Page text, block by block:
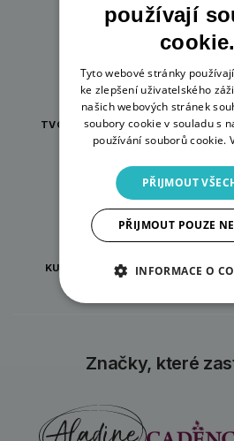
TVOŘENÍ PRO KAŽDOU
PŘÍLEŽITOST
KURZY PRO TVOŘIVÉ
Značky, které
používají
cookie.
Tyto webové stránky
ke zlepšení uživatelského
našich webových stránek
soubory cookie v souladu s
používání souborů cookie.
PŘIJMOUT
PŘIJMOUT POUZE
INFORMACE O